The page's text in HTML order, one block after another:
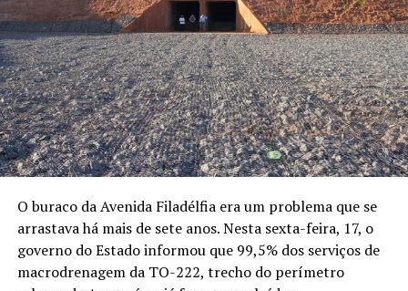
O buraco da Avenida Filadélfia era um problema que se
arrastava há mais de sete anos. Nesta sexta-feira, 17, o
governo do Estado informou que 99,5% dos serviços de
macrodrenagem da TO-222, trecho do perímetro